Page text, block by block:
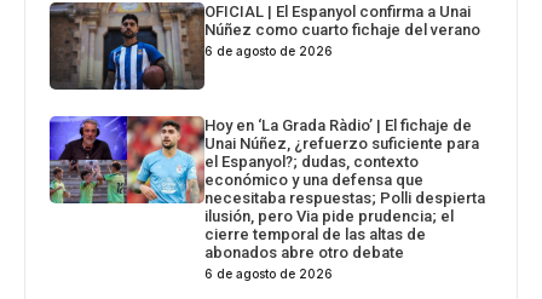
OFICIAL | El Espanyol confirma a Unai
Núñez como cuarto fichaje del verano
6 de agosto de 2026
Hoy en ‘La Grada Ràdio’ | El fichaje de
Unai Núñez, ¿refuerzo suficiente para
el Espanyol?; dudas, contexto
económico y una defensa que
necesitaba respuestas; Polli despierta
ilusión, pero Via pide prudencia; el
cierre temporal de las altas de
abonados abre otro debate
6 de agosto de 2026